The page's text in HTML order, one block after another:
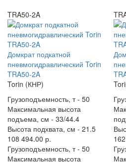
TRA50-2A
Домкрат подкатной
пневмогидравлический Torin
TRA50-2A
Torin (КНР)
Грузоподъемность, т - 50
Максимальная высота
подъема, см - 33/44.4
Высота подхвата, см - 21.5
108 494.00 р.
Грузоподъемность, т - 50
Максимальная высота